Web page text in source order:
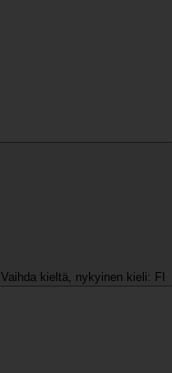
Vaihda kieltä, nykyinen kieli: FI